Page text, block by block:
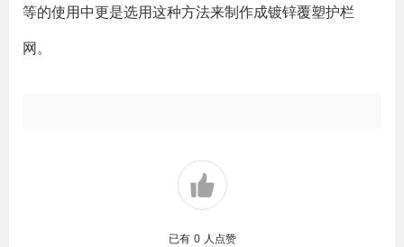
等的使用中更是选用这种方法来制作成镀锌覆塑护栏
网。
已有 0 人点赞